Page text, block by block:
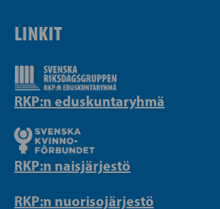
LINKIT
RKP:n eduskuntaryhmä
RKP:n naisjärjestö
RKP:n nuorisojärjestö